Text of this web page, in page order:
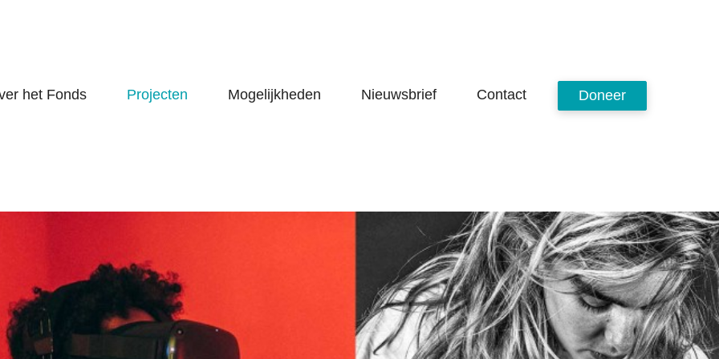
het Fonds Projecten Mogelijkheden Nieuwsbrief Contact Doneer
Projecten
Documentaires
Expo's & Events
Lespakketten
Mogelijkheden